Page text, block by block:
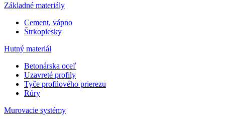
Základné materiály
Cement, vápno
Štrkopiesky
Hutný materiál
Betonárska oceľ
Uzavreté profily
Tyče profilového prierezu
Rúry
Murovacie systémy